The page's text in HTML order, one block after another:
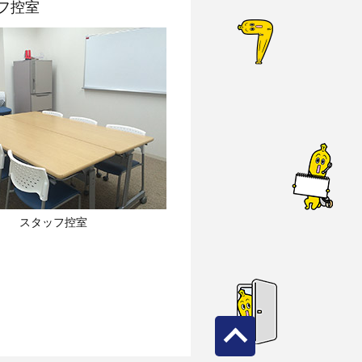
控室
スタッフ控室